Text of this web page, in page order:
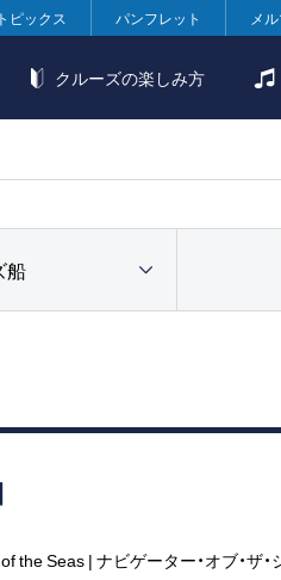
トピックス パンフレット メ
クルーズの楽しみ方
船
the Seas | ナビゲーター・オブ・ザ・